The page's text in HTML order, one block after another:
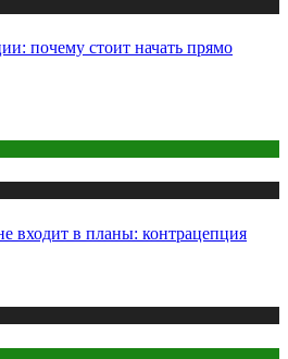
почему стоит начать прямо
входит в планы: контрацепция